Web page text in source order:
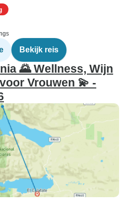
Bekijk reis
🌄 Wellness, Wijn
Vrouwen 💫 -